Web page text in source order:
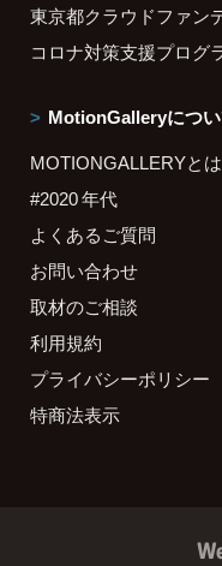
東京都クラウドファン
コロナ対策支援プログ
MotionGalleryにつ
MOTIONGALLERYとは
#2020 年代
よくあるご質問
お問い合わせ
取材のご相談
利用規約
プライバシーポリシー
特商法表示